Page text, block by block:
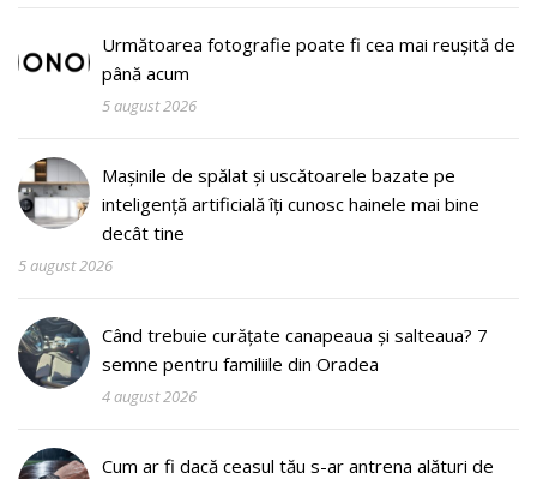
Următoarea fotografie poate fi cea mai reușită de
până acum
5 august 2026
Mașinile de spălat și uscătoarele bazate pe
inteligență artificială îți cunosc hainele mai bine
decât tine
5 august 2026
Când trebuie curățate canapeaua și salteaua? 7
semne pentru familiile din Oradea
4 august 2026
Cum ar fi dacă ceasul tău s-ar antrena alături de